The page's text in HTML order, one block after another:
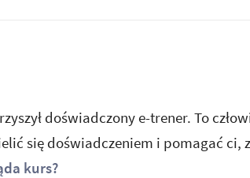
doświadczony e-trener. To
się doświadczeniem i pomagać ci,
kurs?